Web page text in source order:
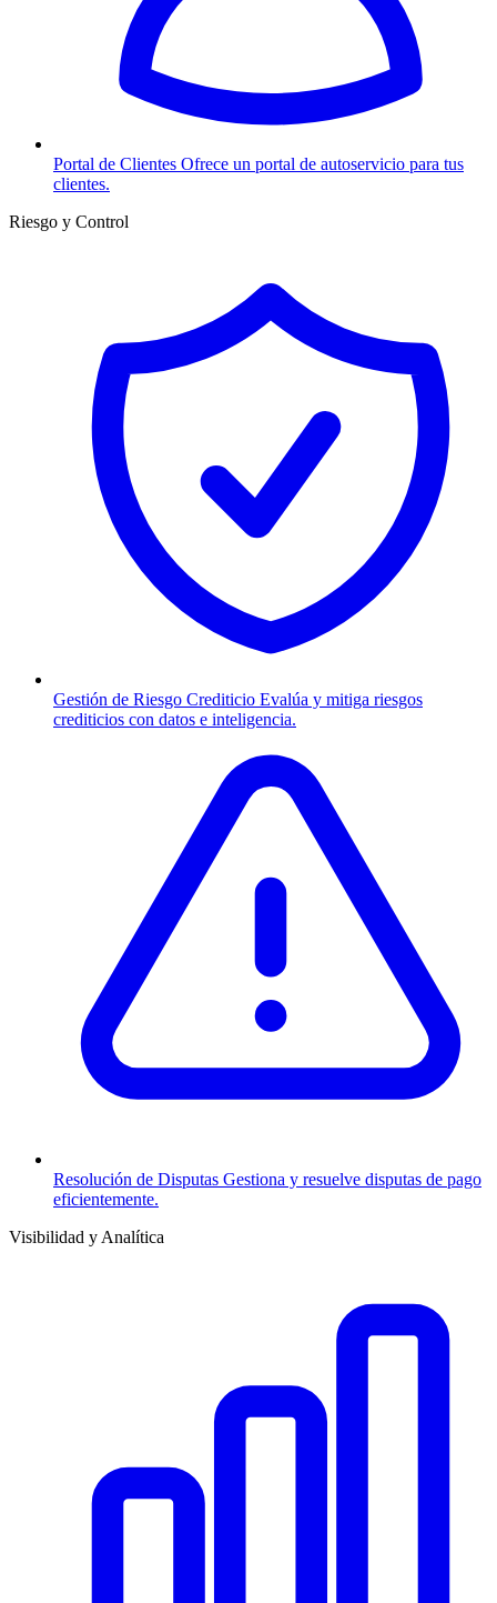
Portal de Clientes Ofrece un portal de autoservicio para tus
clientes.
Riesgo y Control
Gestión de Riesgo Crediticio Evalúa y mitiga riesgos
crediticios con datos e inteligencia.
Resolución de Disputas Gestiona y resuelve disputas de pago
eficientemente.
Visibilidad y Analítica